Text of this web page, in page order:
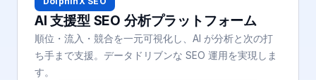
AI 支援型 SEO 分析プラットフォーム
順位・流入・競合を一元可視化し、AI が分析と次の打
ち手まで支援。データドリブンな SEO 運用を実現しま
す。